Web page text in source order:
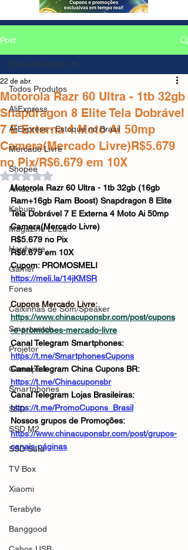
Post
Todos Produtos
AliExpress
AliExpress - Estoque no Brasil
Mercado Livre
Shopee
Amazon
Kabum
Magazine Luiza
Hardware
Gamer
Fones
Caixinhas de Som/Speaker
Smartwatch
Projetor
Gamepad
Smartphones
SSD
SSD M2
SSD Sata
TV Box
Xiaomi
Terabyte
Banggood
Todos Produtos
Motorola Razr 60 Ultra - 1tb 32gb
Snapdragon 8 Elite Tela Dobrável
7 E Externa 4 Moto Ai 50mp
Camera(Mercado Livre)R$5.679
no Pix/R$6.679 em 10X
22 de abr.
Avaliado com NaN de 5 estrelas.
Motorola Razr 60 Ultra - 1tb 32gb (16gb
Ram+16gb Ram Boost) Snapdragon 8 Elite
Tela Dobrável 7 E Externa 4 Moto Ai 50mp
Camera(Mercado Livre)
R$5.679 no Pix
R$6.679 em 10X
Cupom: PROMOSMELI
https://meli.la/14jKMSR
Cupons Mercado Livre:
https://www.chinacuponsbr.com/post/cupons
-e-promocoes-mercado-livre
Canal Telegram Smartphones:
https://t.me/SmartphonesCupons
Canal Telegram China Cupons BR:
https://t.me/Chinacuponsbr
Canal Telegram Lojas Brasileiras:
https://t.me/PromoCupons_Brasil
Nossos grupos de Promoções:
https://www.chinacuponsbr.com/post/grupos-
canais-páginas